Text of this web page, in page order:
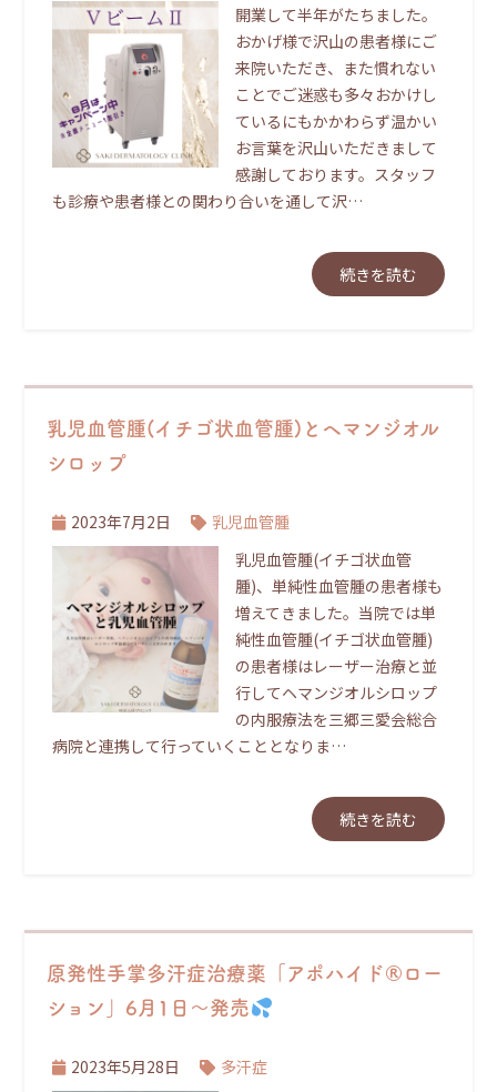
開業して半年がたちました。
おかげ様で沢山の患者様にご
来院いただき、また慣れない
ことでご迷惑も多々おかけし
ているにもかかわらず温かい
お言葉を沢山いただきまして
感謝しております。スタッフ
も診療や患者様との関わり合いを通して沢…
続きを読む
乳児血管腫(イチゴ状血管腫)とヘマンジオル
シロップ
2023年7月2日
乳児血管腫
乳児血管腫(イチゴ状血管
腫)、単純性血管腫の患者様も
増えてきました。当院では単
純性血管腫(イチゴ状血管腫)
の患者様はレーザー治療と並
行してヘマンジオルシロップ
の内服療法を三郷三愛会総合
病院と連携して行っていくこととなりま…
続きを読む
原発性手掌多汗症治療薬「アポハイド®ロー
ション」6月1日～発売
2023年5月28日
多汗症